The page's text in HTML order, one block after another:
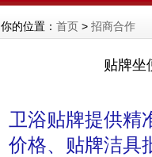
你的位置： 首页 > 招商合作
贴牌坐
卫浴贴牌提供精
价格、贴牌洁具